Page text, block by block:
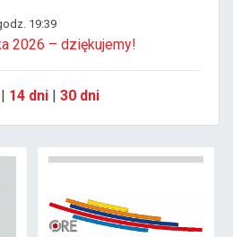
19:39
2026 – dziękujemy!
14 dni| 30 dni